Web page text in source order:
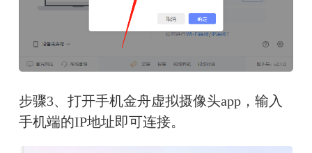
步骤3、打开手机金舟虚拟摄像头app，输入
手机端的IP地址即可连接。